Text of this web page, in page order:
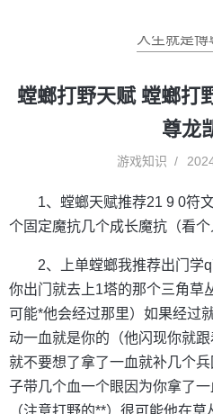
人生就是博
螳螂打野天赋 螳螂打
尊龙
游戏知识
1、螳螂天赋推荐21 9 0符
个固定魔抗几个成长魔抗（看个
2、上单螳螂我推荐出门学
你出门就去上1塔的那个三角草
可能*他会经过那里）如果经过
动一血就是你的（他闪现你就
就不要想了拿了一血就补几个
子带几个血一个眼因为你拿了
（注意打野的**）很可能他在